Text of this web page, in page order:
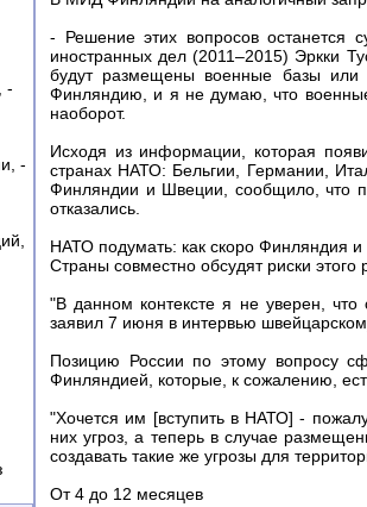
-
-
- Решение этих вопросов останется
иностранных дел (2011–2015) Эркки
будут размещены военные базы или
Финляндию, и я не думаю, что
наоборот.
Исходя из информации, которая
странах НАТО: Бельгии, Германии,
Финляндии и Швеции, сообщило, что
отказались.
НАТО подумать: как скоро Финляндия и
Страны совместно обсудят риски этого
"В данном контексте я не уверен, что
заявил 7 июня в интервью
Позицию России по этому вопросу
Финляндией, которые, к сожалению,
"Хочется им [вступить в НАТО] -
них угроз, а теперь в случае
создавать такие же угрозы для
От 4 до 12 месяцев